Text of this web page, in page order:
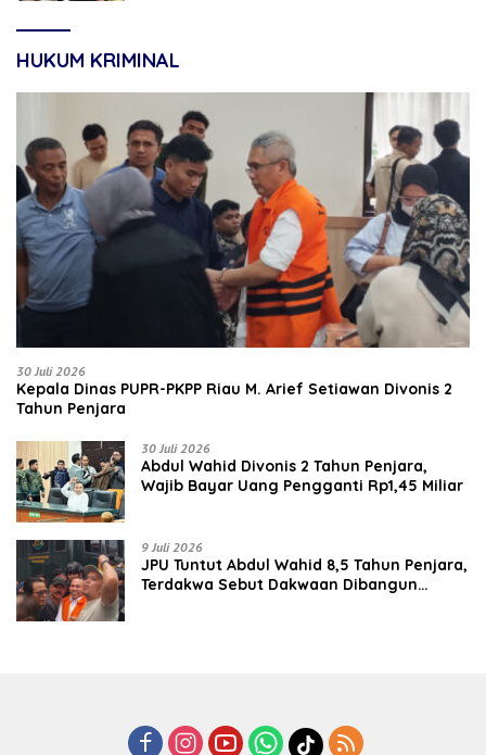
HUKUM KRIMINAL
30 Juli 2026
Kepala Dinas PUPR-PKPP Riau M. Arief Setiawan Divonis 2
Tahun Penjara
30 Juli 2026
‎‎Abdul Wahid Divonis 2 Tahun Penjara,
Wajib Bayar Uang Pengganti Rp1,45 Miliar
9 Juli 2026
JPU Tuntut Abdul Wahid 8,5 Tahun Penjara,
Terdakwa Sebut Dakwaan Dibangun